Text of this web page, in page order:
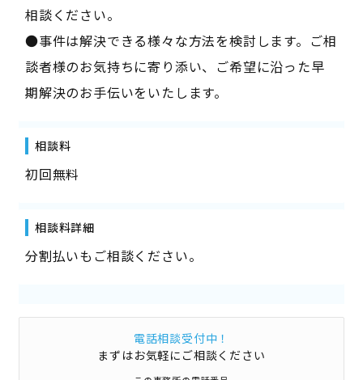
相談ください。
●事件は解決できる様々な方法を検討します。ご相
談者様のお気持ちに寄り添い、ご希望に沿った早
期解決のお手伝いをいたします。
相談料
初回無料
相談料詳細
分割払いもご相談ください。
電話相談受付中！
まずはお気軽にご相談ください